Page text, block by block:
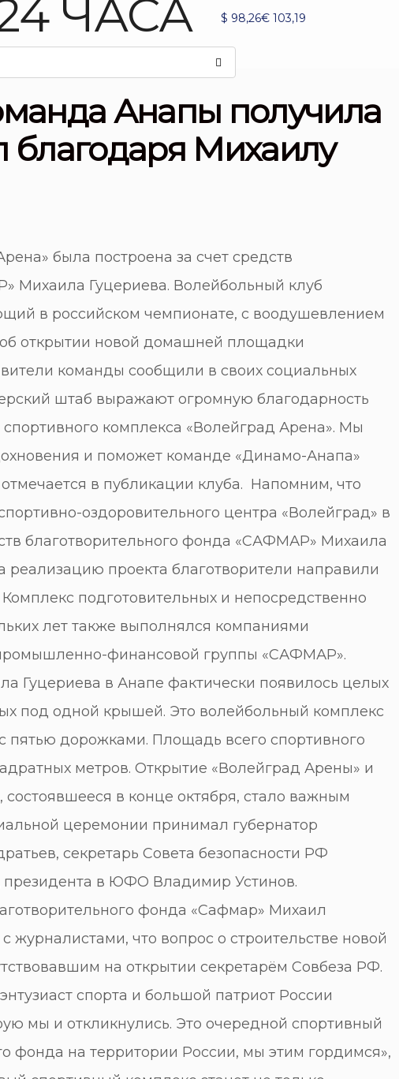
$ 98,26€ 103,19
Анапы получила
благодаря Михаилу
была построена за счет средств
Михаила Гуцериева. Волейбольный клуб
в российском чемпионате, с воодушевлением
открытии новой домашней площадки
команды сообщили в своих социальных
штаб выражают огромную благодарность
комплекса «Волейград Арена». Мы
и поможет команде «Динамо-Анапа»
в публикации клуба. Напомним, что
оздоровительного центра «Волейград» в
благотворительного фонда «САФМАР» Михаила
реализацию проекта благотворители направили
подготовительных и непосредственно
лет также выполнялся компаниями
финансовой группы «САФМАР».
Гуцериева в Анапе фактически появилось целых
под одной крышей. Это волейбольный комплекс
пятью дорожками. Площадь всего спортивного
метров. Открытие «Волейград Арены» и
в конце октября, стало важным
церемонии принимал губернатор
секретарь Совета безопасности РФ
в ЮФО Владимир Устинов.
фонда «Сафмар» Михаил
журналистами, что вопрос о строительстве новой
на открытии секретарём Совбеза РФ.
спорта и большой патриот России
мы и откликнулись. Это очередной спортивный
фонда на территории России, мы этим гордимся»,